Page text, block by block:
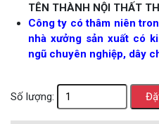
TÊN THÀNH NỘI THẤT
Công ty có thâm niên
nhà xưởng sản xuất có
ngũ chuyên nghiệp, dây
Số lượng: